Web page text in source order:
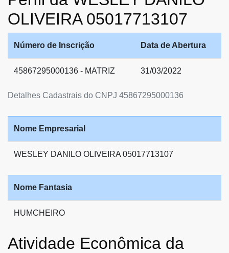
OLIVEIRA 05017713107
Detalhes Cadastrais do CNPJ 45867295000136
Número de Inscrição Data de Abertura
45867295000136 - MATRIZ 31/03/2022
Nome Empresarial
WESLEY DANILO OLIVEIRA 05017713107
Nome Fantasia
HUMCHEIRO
Atividade Econômica da